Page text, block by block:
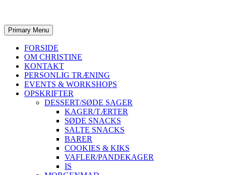
Primary Menu
FORSIDE
OM CHRISTINE
KONTAKT
PERSONLIG TRÆNING
EVENTS & WORKSHOPS
OPSKRIFTER
DESSERT/SØDE SAGER
KAGER/TÆRTER
SØDE SNACKS
SALTE SNACKS
BARER
COOKIES & KIKS
VAFLER/PANDEKAGER
IS